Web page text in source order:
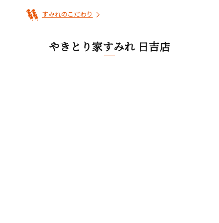
すみれのこだわり
やきとり家すみれ 日吉店